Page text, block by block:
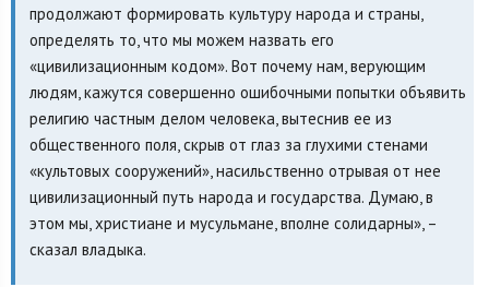
продолжают формировать культуру народа и страны,
определять то, что мы можем назвать его
«цивилизационным кодом». Вот почему нам, верующим
людям, кажутся совершенно ошибочными попытки объявить
религию частным делом человека, вытеснив ее из
общественного поля, скрыв от глаз за глухими стенами
«культовых сооружений», насильственно отрывая от нее
цивилизационный путь народа и государства. Думаю, в
этом мы, христиане и мусульмане, вполне солидарны», –
сказал владыка.